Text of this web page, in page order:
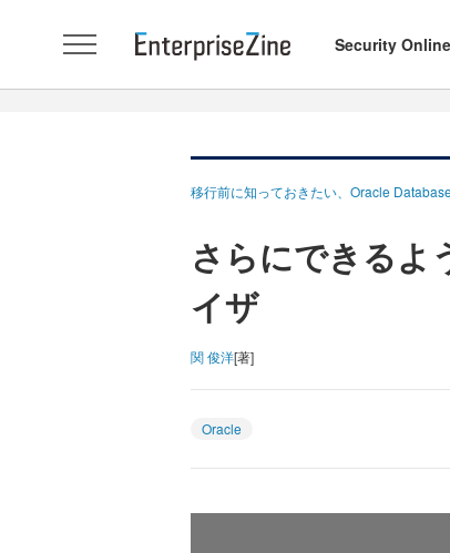
Security Online
移行前に知っておきたい、Oracle
さらにできるよ
イザ
関 俊洋[著]
Oracle